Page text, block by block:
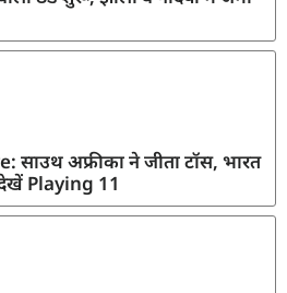
साउथ अफ्रीका ने जीता टॉस, भारत
Playing 11